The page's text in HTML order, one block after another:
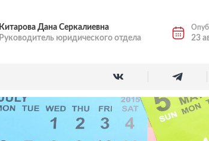
Китарова Дана Серкалиевна
Руководитель юридического отдела
23